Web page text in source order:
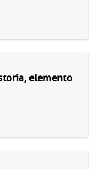
elemento